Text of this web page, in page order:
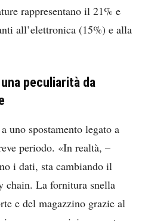
rappresentano il 21% e
all’elettronica (15%) e alla
peculiarità da
uno spostamento legato a
periodo. «In realtà, –
i dati, sta cambiando il
chain. La fornitura snella
e del magazzino grazie al